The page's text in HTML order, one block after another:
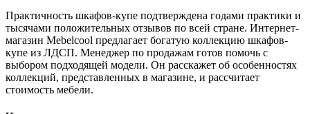
Практичность шкафов-купе подтверждена годами практики и
тысячами положительных отзывов по всей стране. Интернет-
магазин Mebelcool предлагает богатую коллекцию шкафов-
купе из ЛДСП. Менеджер по продажам готов помочь с
выбором подходящей модели. Он расскажет об особенностях
коллекций, представленных в магазине, и рассчитает
стоимость мебели.